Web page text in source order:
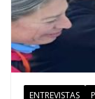
ENTREVISTAS